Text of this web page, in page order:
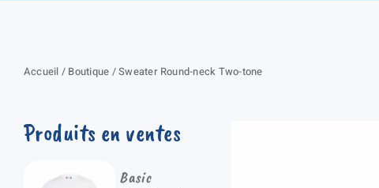
Accueil / Boutique /Sweater Round-neck Two-tone
Produits en ventes
Basic